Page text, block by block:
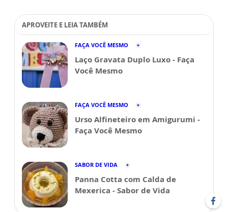
APROVEITE E LEIA TAMBÉM
FAÇA VOCÊ MESMO
Laço Gravata Duplo Luxo - Faça
Você Mesmo
FAÇA VOCÊ MESMO
Urso Alfineteiro em Amigurumi -
Faça Você Mesmo
SABOR DE VIDA
Panna Cotta com Calda de
Mexerica - Sabor de Vida